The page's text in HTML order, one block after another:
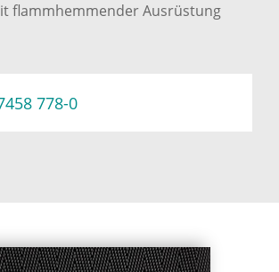
flammhemmender Ausrüstung
778-0